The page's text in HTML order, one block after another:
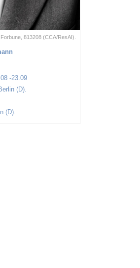
Forbune, 813208 (CCA/ResAI).
-23.09
(D).
(D).